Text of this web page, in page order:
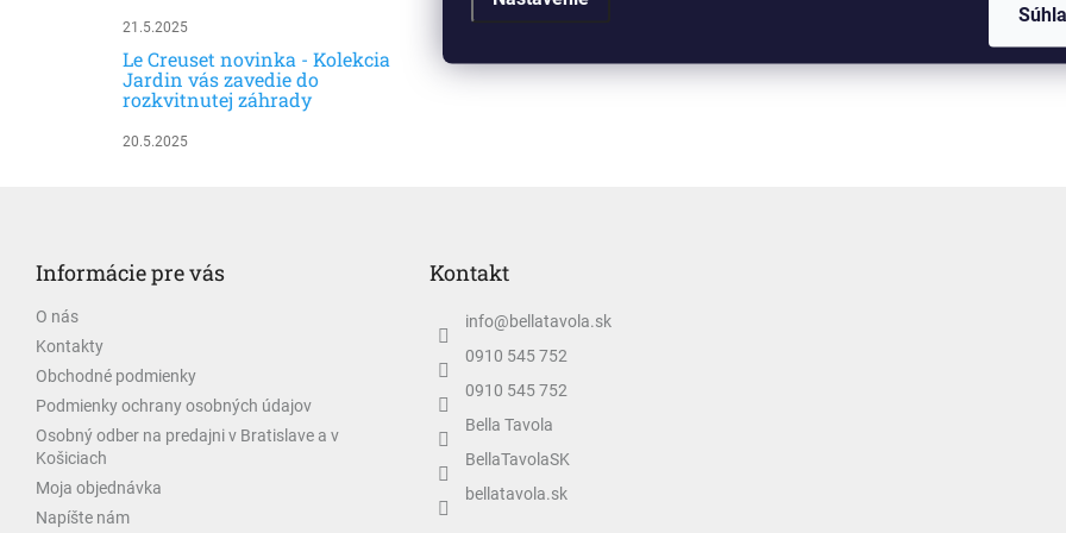
21.5.2025
Le Creuset novinka - Kolekcia
Jardin vás zavedie do
rozkvitnutej záhrady
20.5.2025
Informácie pre vás
O nás
Kontakty
Obchodné podmienky
Podmienky ochrany osobných údajov
Osobný odber na predajni v Bratislave a v
Košiciach
Moja objednávka
Napíšte nám
Kontakt
info@bellatavola.sk
0910 545 752
0910 545 752
Bella Tavola
BellaTavolaSK
bellatavola.sk